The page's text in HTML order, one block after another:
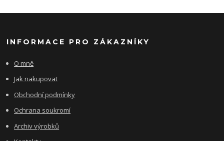
INFORMACE PRO ZÁKAZNÍKY
O mně
Jak nakupovat
Obchodní podmínky
Ochrana soukromí
Archiv výrobků